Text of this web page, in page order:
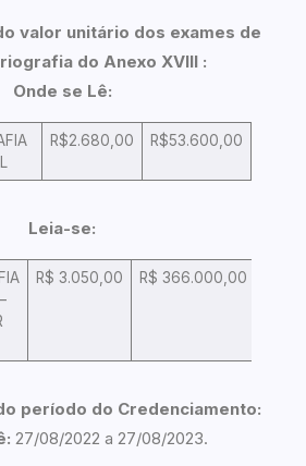
valor unitário dos exames de
do Anexo XVIII :
Onde se Lê:
R$2.680,00 R$53.600,00
Leia-se:
R$ 3.050,00 R$ 366.000,00
período do Credenciamento:
27/08/2022 a 27/08/2023.